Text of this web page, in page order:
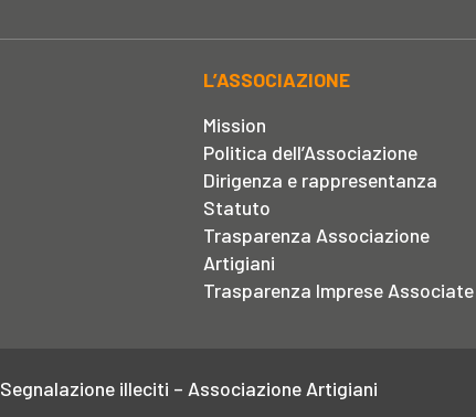
L’ASSOCIAZIONE
Mission
Politica dell’Associazione
Dirigenza e rappresentanza
Statuto
Trasparenza Associazione
Artigiani
Trasparenza Imprese Associate
Segnalazione illeciti – Associazione Artigiani